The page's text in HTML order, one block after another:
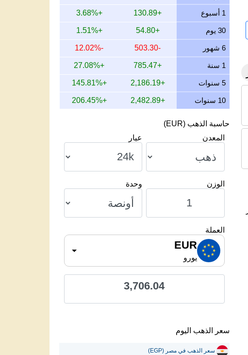
1 أسبوع +130.89
+3.68%
30 يوم +54.80
+1.51%
6 شهور -503.30
-12.02%
1 سنة +785.47
+27.08%
5 سنوات +2,186.19
+145.81%
10 سنوات +2,482.89
+206.45%
حاسبة الذهب (EUR)
المعدن
عيار
الوزن وحدة
العملة
EUR
يورو
3,706.04
سعر الذهب اليوم
سعر الذهب في مصر (EGP)